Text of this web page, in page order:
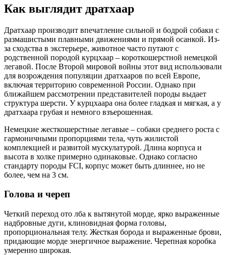
Как выглядит дратхаар
Дратхаар производит впечатление сильной и бодрой собаки с
размашистыми плавными движениями и прямой осанкой. Из-
за сходства в экстерьере, животное часто путают с
родственной породой курцхаар – короткошерстной немецкой
легавой. После Второй мировой войны этот вид использовали
для возрождения популяции дратхааров по всей Европе,
включая территорию современной России. Однако при
ближайшем рассмотрении представителей породы выдает
структура шерсти. У курцхаара она более гладкая и мягкая, а у
дратхаара грубая и немного взъерошенная.
Немецкие жесткошерстные легавые – собаки среднего роста с
гармоничными пропорциями тела, чуть жилистой
комплекцией и развитой мускулатурой. Длина корпуса и
высота в холке примерно одинаковые. Однако согласно
стандарту породы FCI, корпус может быть длиннее, но не
более, чем на 3 см.
Голова и череп
Четкий переход ото лба к вытянутой морде, ярко выраженные
надбровные дуги, клиновидная форма головы,
пропорциональная телу. Жесткая борода и выраженные брови,
придающие морде энергичное выражение. Черепная коробка
умеренно широкая.